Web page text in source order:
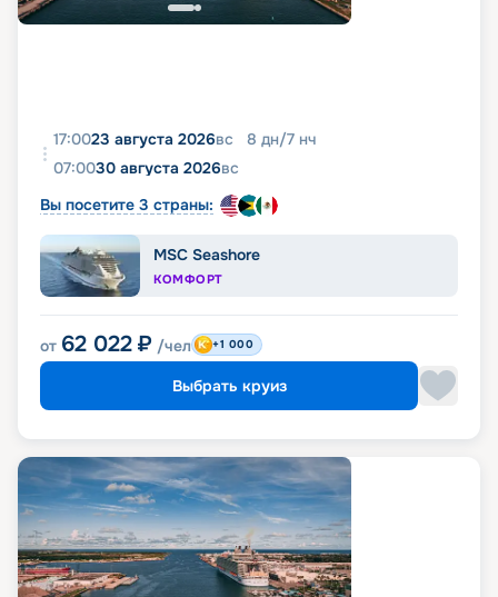
17:0023 августа 2026вс 8 дн/7 нч
07:0030 августа 2026вс
Вы посетите 3 страны:
MSC Seashore
КОМФОРТ
от 62 022 ₽ /чел +1 000
Выбрать круиз